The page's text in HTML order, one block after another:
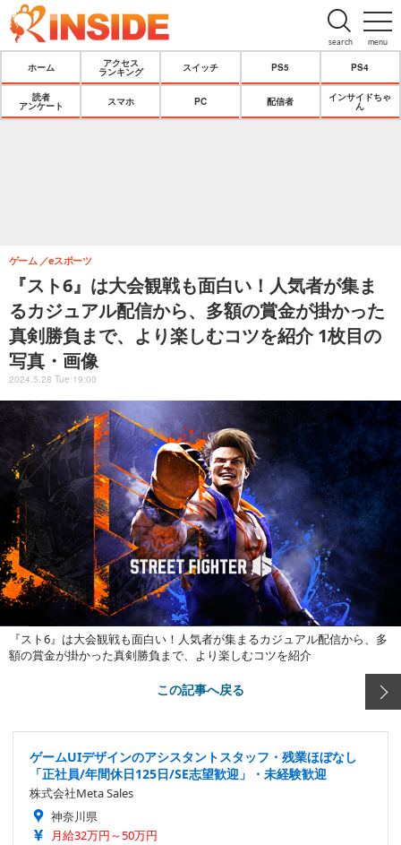
menu
search
ホーム
アクセス
ランキング
スイッチ PS5 PS4
読者
アンケート
スマホ PC 配信者
インサイドちゃ
ん
『スト6』は大会観戦も面白い！人気者が集ま
るカジュアル配信から、多額の賞金が掛かった
真剣勝負まで、より楽しむコツを紹介 1枚目の
写真・画像
ゲーム eスポーツ
2024.5.28 Tue 19:00
『スト6』は大会観戦も面白い！人気者が集まるカジュアル配信から、多
額の賞金が掛かった真剣勝負まで、より楽しむコツを紹介
この記事へ戻る
ゲームUIデザインのアシスタントスタッフ・残業ほぼなし
「正社員/年間休日125日/SE志望歓迎」・未経験歓迎
株式会社Meta Sales
神奈川県
月給32万円～50万円